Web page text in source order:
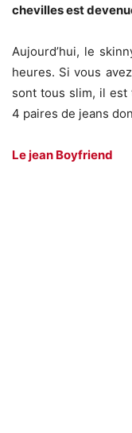
chevilles est
Aujourd’hui, le
heures. Si vous
sont tous slim, il est
4 paires de jeans
Le jean Boyfriend